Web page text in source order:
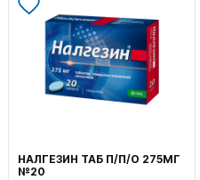
НАЛГЕЗИН ТАБ П/П/О 275МГ
№20